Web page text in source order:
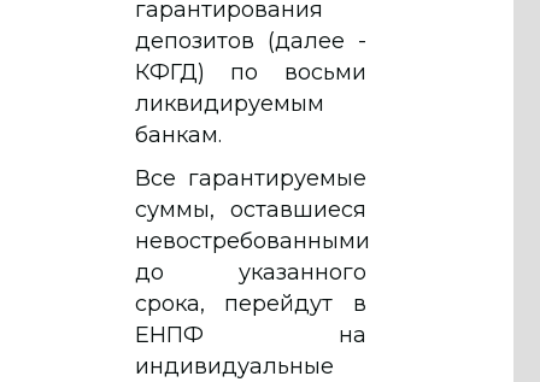
гарантирования
депозитов (далее -
КФГД) по восьми
ликвидируемым
банкам.
Все гарантируемые
суммы, оставшиеся
невостребованными
до указанного
срока, перейдут в
ЕНПФ на
индивидуальные